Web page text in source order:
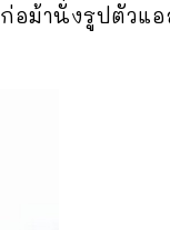
อม้านั่งรูปตัวแ